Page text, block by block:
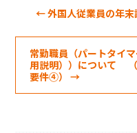
←外国人従業員の年末
常勤職員（パートタイ
用説明））について
要件④）→